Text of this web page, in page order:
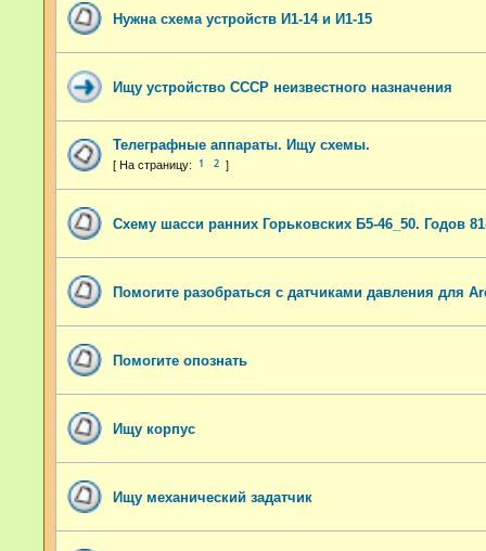
Нужна схема устройств И1-14 и И1-15
Ищу устройство СССР неизвестного назначения
Телеграфные аппараты. Ищу схемы.
1 2
Схему шасси ранних Горьковских Б5-46_50. Годов
Помогите разобраться с датчиками давления для
Помогите опознать
Ищу корпус
Ищу механический задатчик